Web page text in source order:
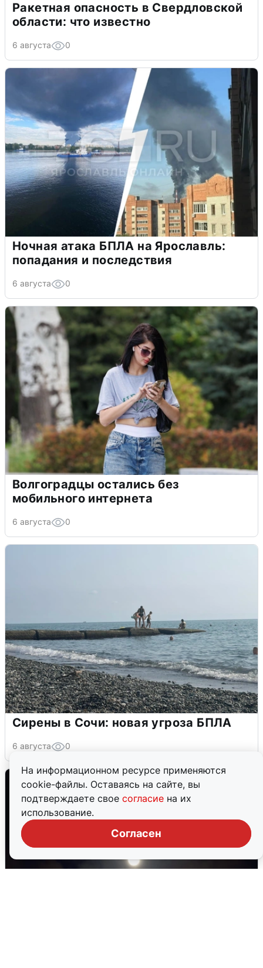
На информационном ресурсе применяются
cookie-файлы. Оставаясь на сайте, вы
подтверждаете свое согласие на их
использование.
Согласен
Ракетная опасность в Свердловской
области: что известно
6 августа 0
Ночная атака БПЛА на Ярославль:
попадания и последствия
6 августа 0
Волгоградцы остались без
мобильного интернета
6 августа 0
Сирены в Сочи: новая угроза БПЛА
6 августа 0